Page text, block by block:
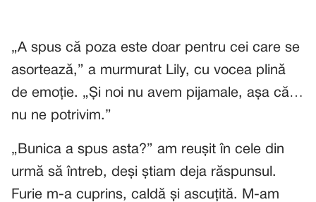
„A spus că poza este doar pentru cei care se
asortează,” a murmurat Lily, cu vocea plină
de emoție. „Și noi nu avem pijamale, așa că…
nu ne potrivim.”
„Bunica a spus asta?” am reușit în cele din
urmă să întreb, deși știam deja răspunsul.
Furie m-a cuprins, caldă și ascuțită. M-am